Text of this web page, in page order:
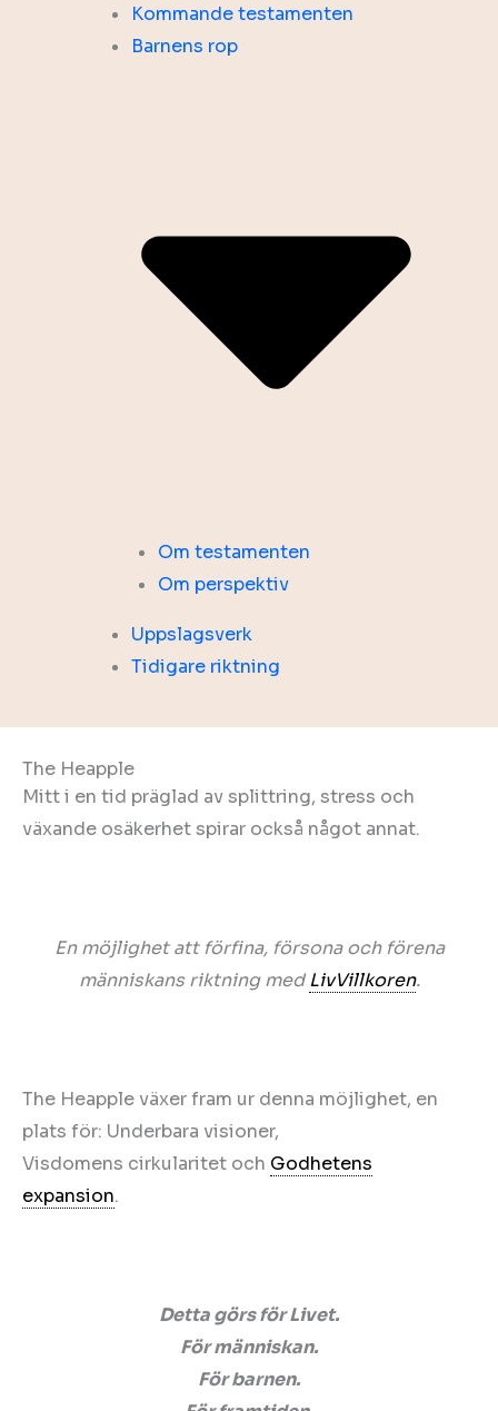
Kommande testamenten
Barnens rop
Om testamenten
Om perspektiv
Uppslagsverk
Tidigare riktning
The Heapple
Mitt i en tid präglad av splittring, stress och
växande osäkerhet spirar också något annat.
En möjlighet att förfina, försona och förena
människans riktning medLivVillkoren.
The Heapple växer fram ur denna möjlighet, en
plats för: Underbara visioner,
Visdomens cirkularitet och Godhetens
expansion.
Detta görs för Livet.
För människan.
För barnen.